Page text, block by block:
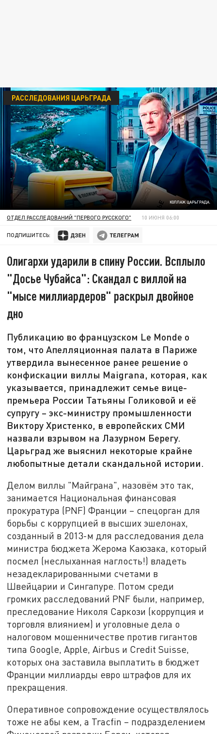
КОЛЛАЖ ЦАРЬГРАДА.
РАССЛЕДОВАНИЯ ЦАРЬГРАДА
ОТДЕЛ РАССЛЕДОВАНИЙ "ПЕРВОГО РУССКОГО" 10 ИЮНЯ 06:00
ПОДПИШИТЕСЬ:
Олигархи ударили в спину России. Всплыло
"Досье Чубайса": Скандал с виллой на
"мысе миллиардеров" раскрыл двойное
дно
Публикацию во французском Lе Monde о
том, что Апелляционная палата в Париже
утвердила вынесенное ранее решение о
конфискации виллы Maigrana, которая, как
указывается, принадлежит семье вице-
премьера России Татьяны Голиковой и её
супругу – экс-министру промышленности
Виктору Христенко, в европейских СМИ
назвали взрывом на Лазурном Берегу.
Царьград же выяснил некоторые крайне
любопытные детали скандальной истории.
Делом виллы "Майграна", назовём это так,
занимается Национальная финансовая
прокуратура (PNF) Франции – спецорган для
борьбы с коррупцией в высших эшелонах,
созданный в 2013-м для расследования дела
министра бюджета Жерома Каюзака, который
посмел (неслыханная наглость!) владеть
незадекларированными счетами в
Швейцарии и Сингапуре. Потом среди
громких расследований PNF были, например,
преследование Николя Саркози (коррупция и
торговля влиянием) и уголовные дела о
налоговом мошенничестве против гигантов
типа Google, Apple, Airbus и Credit Suisse,
которых она заставила выплатить в бюджет
Франции миллиарды евро штрафов для их
прекращения.
Оперативное сопровождение осуществлялось
тоже не абы кем, а Tracfin – подразделением